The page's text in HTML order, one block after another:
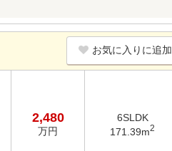
お気に入りに追加
2,480
万円
6SLDK
171.39m2